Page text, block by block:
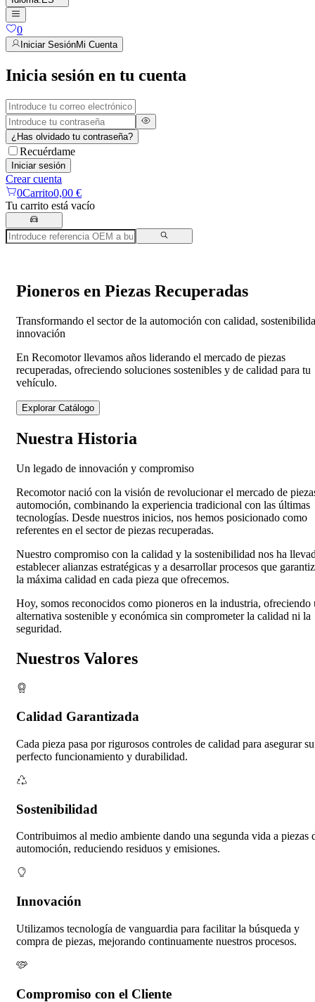
0
Iniciar SesiónMi Cuenta
Inicia sesión en tu cuenta
¿Has olvidado tu contraseña?
Recuérdame
Iniciar sesión
Crear cuenta
0Carrito0,00 €
Tu carrito está vacío
Pioneros en Piezas Recuperadas
Transformando el sector de la automoción con calidad,
innovación
En Recomotor llevamos años liderando el mercado de piezas
recuperadas, ofreciendo soluciones sostenibles y de calidad para tu
vehículo.
Explorar Catálogo
Nuestra Historia
Un legado de innovación y compromiso
Recomotor nació con la visión de revolucionar el mercado de
automoción, combinando la experiencia tradicional con las últimas
tecnologías. Desde nuestros inicios, nos hemos posicionado como
referentes en el sector de piezas recuperadas.
Nuestro compromiso con la calidad y la sostenibilidad nos ha
establecer alianzas estratégicas y a desarrollar procesos que
la máxima calidad en cada pieza que ofrecemos.
Hoy, somos reconocidos como pioneros en la industria, ofreciendo
alternativa sostenible y económica sin comprometer la calidad ni la
seguridad.
Nuestros Valores
Calidad Garantizada
Cada pieza pasa por rigurosos controles de calidad para asegurar su
perfecto funcionamiento y durabilidad.
Sostenibilidad
Contribuimos al medio ambiente dando una segunda vida a piezas
automoción, reduciendo residuos y emisiones.
Innovación
Utilizamos tecnología de vanguardia para facilitar la búsqueda y
compra de piezas, mejorando continuamente nuestros procesos.
Compromiso con el Cliente